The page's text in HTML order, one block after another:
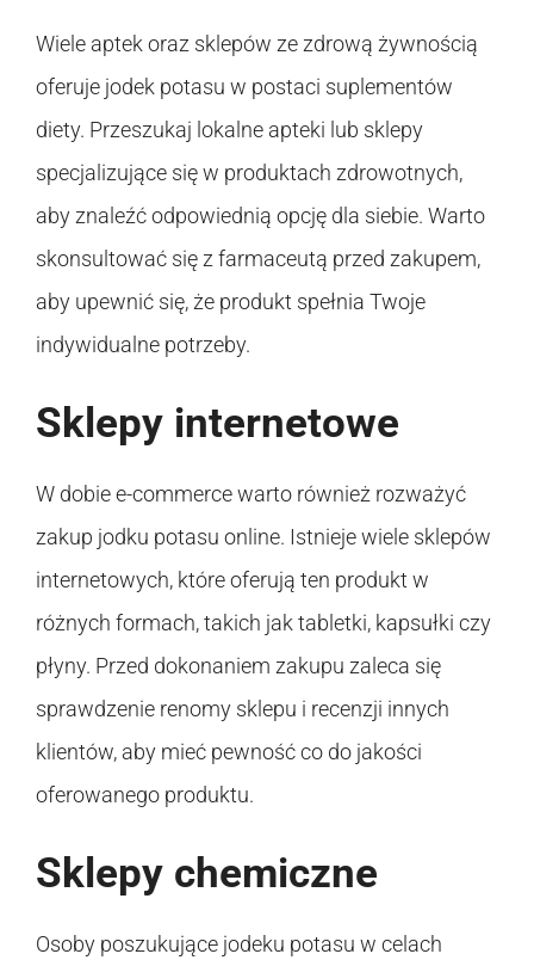
Wiele aptek oraz sklepów ze zdrową żywnością
oferuje jodek potasu w postaci suplementów
diety. Przeszukaj lokalne apteki lub sklepy
specjalizujące się w produktach zdrowotnych,
aby znaleźć odpowiednią opcję dla siebie. Warto
skonsultować się z farmaceutą przed zakupem,
aby upewnić się, że produkt spełnia Twoje
indywidualne potrzeby.
Sklepy internetowe
W dobie e-commerce warto również rozważyć
zakup jodku potasu online. Istnieje wiele sklepów
internetowych, które oferują ten produkt w
różnych formach, takich jak tabletki, kapsułki czy
płyny. Przed dokonaniem zakupu zaleca się
sprawdzenie renomy sklepu i recenzji innych
klientów, aby mieć pewność co do jakości
oferowanego produktu.
Sklepy chemiczne
Osoby poszukujące jodeku potasu w celach